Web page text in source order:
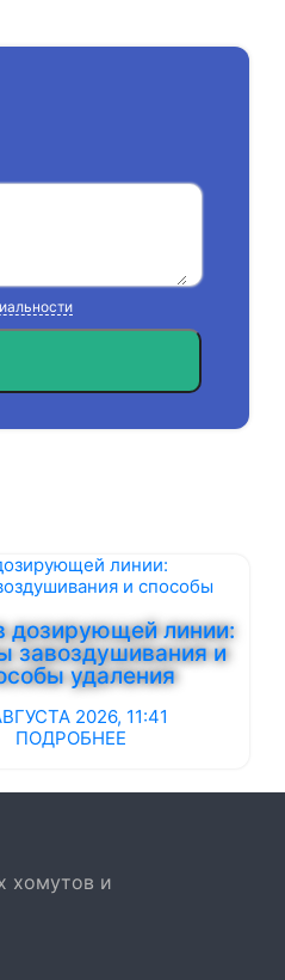
дозирующей линии:
завоздушивания и
удаления
2026, 11:41
ПОДРОБНЕЕ
хомутов и